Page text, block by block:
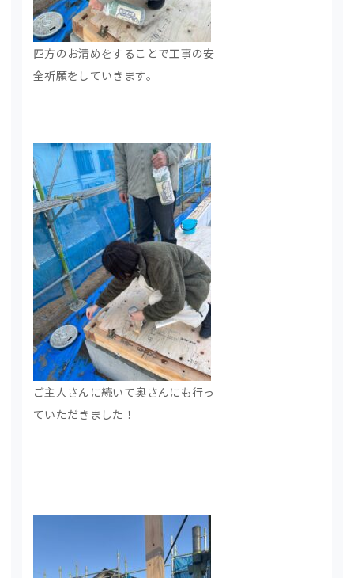
四方のお清めをすることで工事の安
全祈願をしていきます。
ご主人さんに続いて奥さんにも行っ
ていただきました！